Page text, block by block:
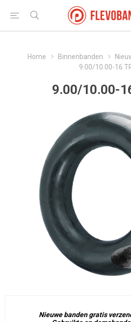
Home Binnenbanden
9.00/10.00-16
9.00/10.00-
Nieuwe banden gratis